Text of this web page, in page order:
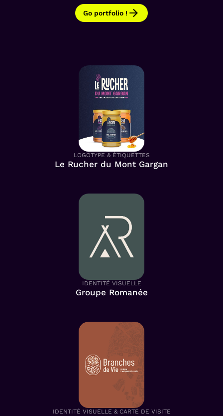
Go portfolio !
LOGOTYPE & ÉTIQUETTES
Le Rucher du Mont Gargan
IDENTITÉ VISUELLE
Groupe Romanée
IDENTITÉ VISUELLE & CARTE DE VISITE